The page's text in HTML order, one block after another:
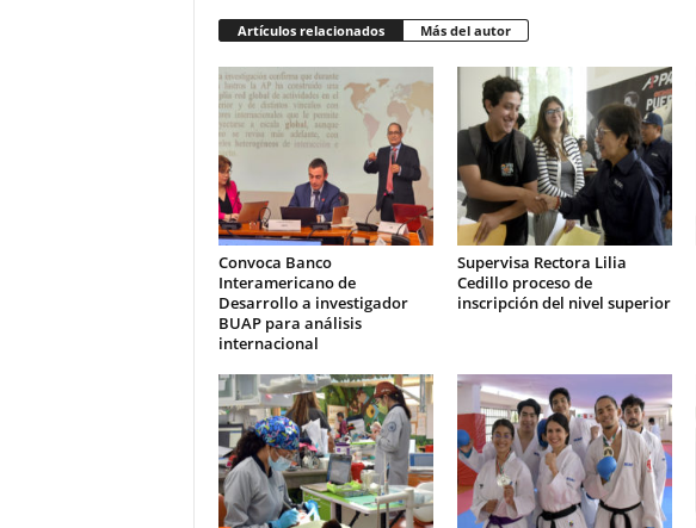
Artículos relacionados Más del autor
Convoca Banco
Interamericano de
Desarrollo a investigador
BUAP para análisis
internacional
Supervisa Rectora Lilia
Cedillo proceso de
inscripción del nivel superior